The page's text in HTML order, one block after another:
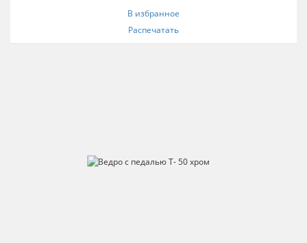
В избранное
Распечатать